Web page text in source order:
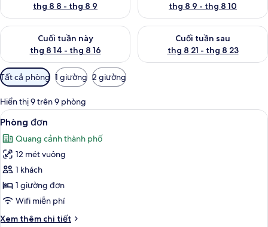
thg 8 8 - thg 8 9
thg 8 9 - thg 8 10
Cuối tuần này
thg 8 14 - thg 8 16
Kiểm tra lượng phòng cuối tuần này từ thg 8 14 - thg 8 16
Cuối tuần sau
thg 8 21 - thg 8 23
Kiểm tra lượng phòng cuối
Bộ
lọc
có
thể
dùng
để
lọc
tìm
phòng
Tất cả phòng 1 giường 2 giường
Hiển thị 9 trên 9 phòng
Xem
tất
cả
ảnh
Phòng
đơn
Két bảo mật tại phòng, bàn, phòng
5
Phòng đơn
Quang cảnh thành phố
12 mét vuông
1 khách
1 giường đơn
Wifi miễn phí
Xem thêm chi tiết
Chi